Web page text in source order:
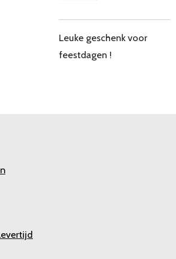
Leuke geschenk voor
feestdagen !